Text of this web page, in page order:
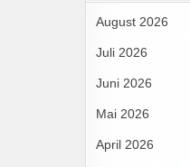
August 2026
Juli 2026
Juni 2026
Mai 2026
April 2026